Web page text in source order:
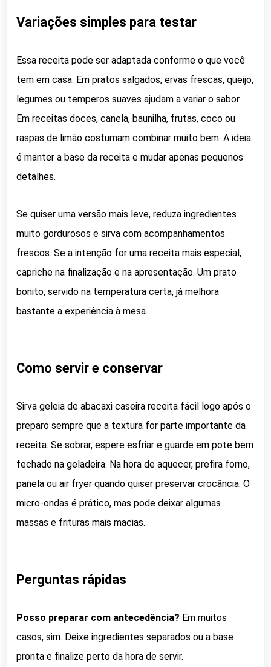
Variações simples para testar
Essa receita pode ser adaptada conforme o que você
tem em casa. Em pratos salgados, ervas frescas, queijo,
legumes ou temperos suaves ajudam a variar o sabor.
Em receitas doces, canela, baunilha, frutas, coco ou
raspas de limão costumam combinar muito bem. A ideia
é manter a base da receita e mudar apenas pequenos
detalhes.
Se quiser uma versão mais leve, reduza ingredientes
muito gordurosos e sirva com acompanhamentos
frescos. Se a intenção for uma receita mais especial,
capriche na finalização e na apresentação. Um prato
bonito, servido na temperatura certa, já melhora
bastante a experiência à mesa.
Como servir e conservar
Sirva geleia de abacaxi caseira receita fácil logo após o
preparo sempre que a textura for parte importante da
receita. Se sobrar, espere esfriar e guarde em pote bem
fechado na geladeira. Na hora de aquecer, prefira forno,
panela ou air fryer quando quiser preservar crocância. O
micro-ondas é prático, mas pode deixar algumas
massas e frituras mais macias.
Perguntas rápidas
Posso preparar com antecedência? Em muitos
casos, sim. Deixe ingredientes separados ou a base
pronta e finalize perto da hora de servir.